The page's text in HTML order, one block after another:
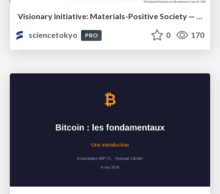
Visionary Initiative: Materials-Positive Society — Evolving “Things,” empowering a positive society | Science Tokyo
sciencetokyo
PRO 0 170